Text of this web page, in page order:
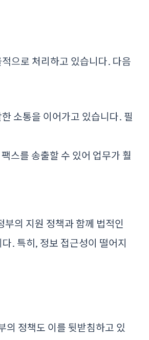
으로 처리하고 있습니다. 다음
소통을 이어가고 있습니다. 필
스를 송출할 수 있어 업무가 훨
의 지원 정책과 함께 법적인
. 특히, 정보 접근성이 떨어지
의 정책도 이를 뒷받침하고 있